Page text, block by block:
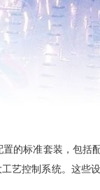
的标准套装，包括
艺控制系统。这些